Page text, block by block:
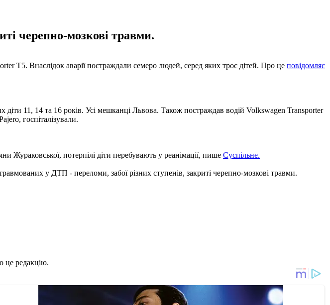
черепно-мозкові травми.
T5. Внаслідок аварії постраждали семеро людей, серед яких троє дітей. Про це повідомляє
11, 14 та 16 років. Усі мешканці Львова. Також постраждав водій Volkswagen Transporter
госпіталізували.
Жураковської, потерпілі діти перебувають у реанімації, пише Суспільне.
у ДТП - переломи, забої різних ступенів, закриті черепно-мозкові травми.
це редакцію.